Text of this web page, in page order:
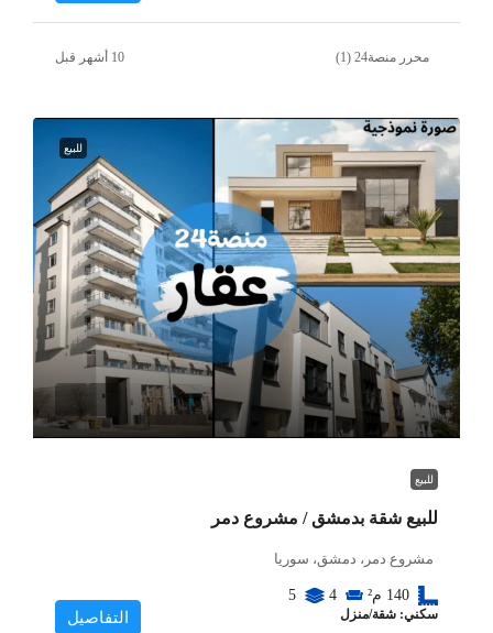
محرر منصة24 (1)
للبيع
للبيع
للبيع شقة بدمشق / مشروع دمر
مشروع دمر، دمشق، سوريا
140 م² 4
5
سكني: شقة/منزل التفاصيل